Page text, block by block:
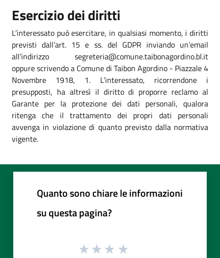
Esercizio dei diritti
L’interessato può esercitare, in qualsiasi momento, i diritti
previsti dall’art. 15 e ss. del GDPR inviando un’email
all’indirizzo segreteria@comune.taibonagordino.bl.it
oppure scrivendo a Comune di Taibon Agordino - Piazzale 4
Novembre 1918, 1. L’interessato, ricorrendone i
presupposti, ha altresì il diritto di proporre reclamo al
Garante per la protezione dei dati personali, qualora
ritenga che il trattamento dei propri dati personali
avvenga in violazione di quanto previsto dalla normativa
vigente.
Quanto sono chiare le informazioni
su questa pagina?